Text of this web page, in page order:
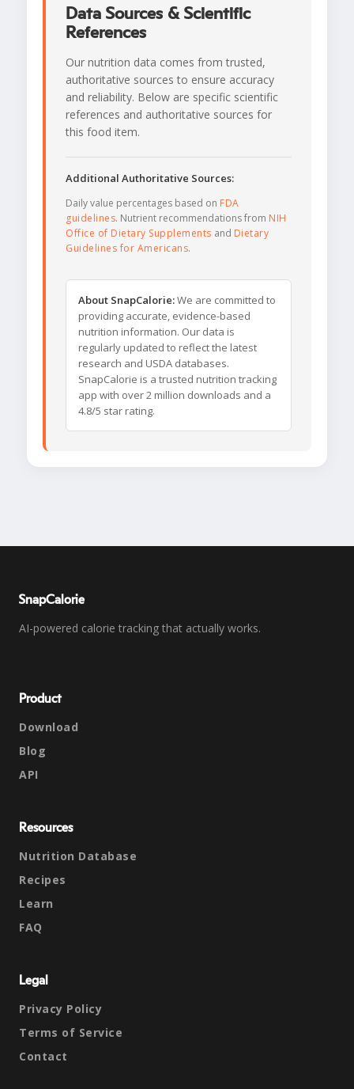
Data Sources & Scientific
References
Our nutrition data comes from trusted,
authoritative sources to ensure accuracy
and reliability. Below are specific scientific
references and authoritative sources for
this food item.
Additional Authoritative Sources:
Daily value percentages based on FDA
guidelines. Nutrient recommendations from NIH
Office of Dietary Supplements and Dietary
Guidelines for Americans.
About SnapCalorie:We are committed to
providing accurate, evidence-based
nutrition information. Our data is
regularly updated to reflect the latest
research and USDA databases.
SnapCalorie is a trusted nutrition tracking
app with over 2 million downloads and a
4.8/5 star rating.
SnapCalorie
AI-powered calorie tracking that actually works.
Product
Download
Blog
API
Resources
Nutrition Database
Recipes
Learn
FAQ
Legal
Privacy Policy
Terms of Service
Contact